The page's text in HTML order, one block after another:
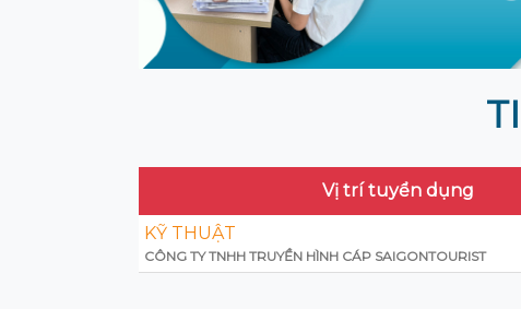
Vị trí tuyển dụng
KỸ THUẬT
CÔNG TY TNHH TRUYỀN HÌNH CÁP SAIGONTOURIST